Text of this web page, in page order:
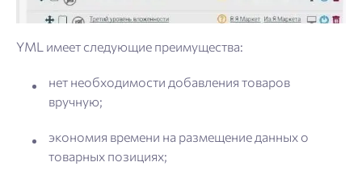
YML имеет следующие преимущества:
нет необходимости добавления товаров
вручную;
экономия времени на размещение данных о
товарных позициях;